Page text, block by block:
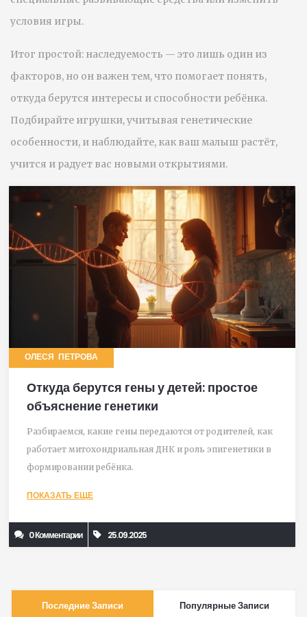
условия игры.
Итог простой: наследуемость — это лишь один из
факторов, но он важен тем, что помогает понять,
откуда берутся интересы и способности ребёнка.
Подбирайте игрушки, учитывая генетические
особенности, и наблюдайте, как ваш малыш растёт,
учится и радует вас новыми открытиями.
ОЛЕСЯ ПЕТРОВА
Откуда берутся гены у детей: простое
объяснение генетики
Разбираемся, какие гены передаются от родителей, как
работает митохондриальная ДНК и роль эпигенетики в
формировании ребёнка.
ПОКАЗАТЬ ЕЩЕ
0 Комментарии 25.09.2025
Последние Записи Популярные Записи